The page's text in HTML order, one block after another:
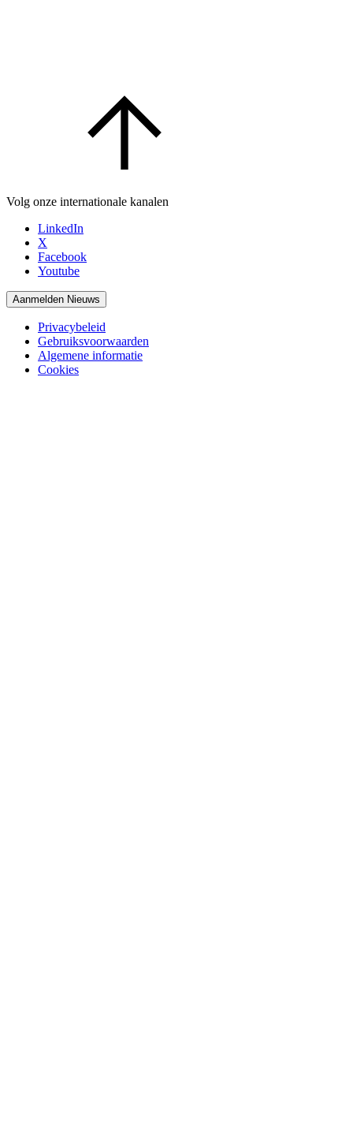
Volg onze internationale kanalen
LinkedIn
X
Facebook
Youtube
Aanmelden Nieuws
Privacybeleid
Gebruiksvoorwaarden
Algemene informatie
Cookies